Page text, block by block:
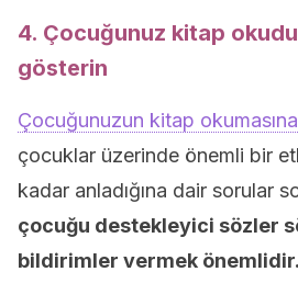
4. Çocuğunuz kitap
gösterin
Çocuğunuzun kitap okumasına
çocuklar üzerinde önemli bir
kadar anladığına dair sorular
çocuğu destekleyici sözler
bildirimler vermek önemlidir.